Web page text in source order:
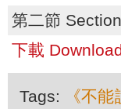
第二節
下載
Tags: 《不能